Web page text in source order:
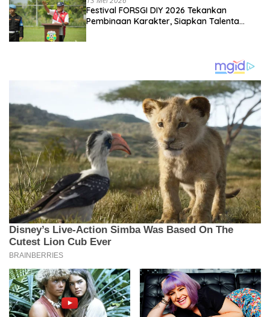
Festival FORSGI DIY 2026 Tekankan
Pembinaan Karakter, Siapkan Talenta